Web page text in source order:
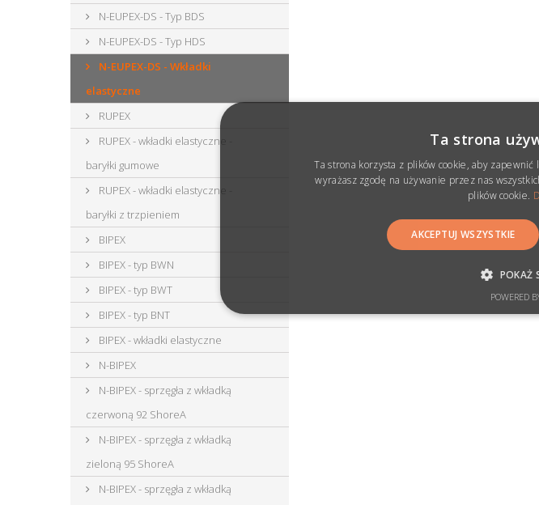
N-EUPEX-DS - Typ BDS
N-EUPEX-DS - Typ HDS
N-EUPEX-DS - Wkładki
elastyczne
RUPEX
RUPEX - wkładki elastyczne -
baryłki gumowe
RUPEX - wkładki elastyczne -
baryłki z trzpieniem
BIPEX
BIPEX - typ BWN
BIPEX - typ BWT
BIPEX - typ BNT
BIPEX - wkładki elastyczne
N-BIPEX
N-BIPEX - sprzęgła z wkładką
czerwoną 92 ShoreA
N-BIPEX - sprzęgła z wkładką
zieloną 95 ShoreA
N-BIPEX - sprzęgła z wkładką
Ta strona
Ta strona korzysta z plików cookie, aby
wyrażasz zgodę na używanie przez nas
plików cookie.
AKCEPTUJ WSZYSTKIE
POKAŻ
POWERED